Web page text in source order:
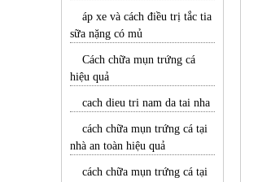
áp xe và cách điều trị tắc tia
sữa nặng có mủ
Cách chữa mụn trứng cá
hiệu quả
cach dieu tri nam da tai nha
cách chữa mụn trứng cá tại
nhà an toàn hiệu quả
cách chữa mụn trứng cá tại